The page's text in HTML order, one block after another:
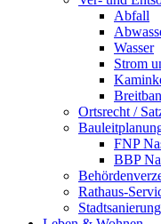
Abfall
Wasser
Strom
Ortsrecht /
FNP
BBP
Rathaus-
Stadtsanierung